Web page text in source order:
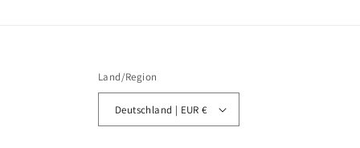
Land/Region
Deutschland | EUR €